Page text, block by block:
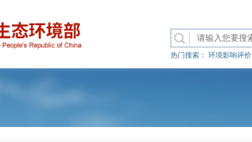
热门搜索： 环境影响评价